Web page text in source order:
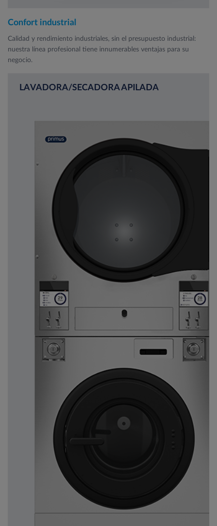
Confort industrial
Calidad y rendimiento industriales, sin el presupuesto industrial:
nuestra línea profesional tiene innumerables ventajas para su
negocio.
LAVADORA/SECADORA APILADA